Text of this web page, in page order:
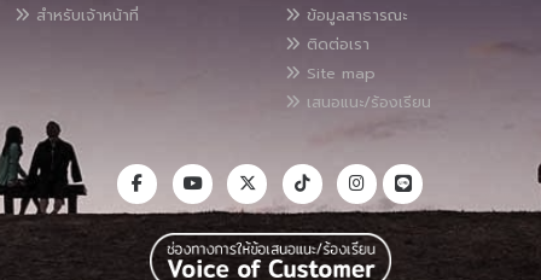
สำหรับเจ้าหน้าที่
ข้อมูลสาธารณะ
ติดต่อเรา
Site map
เสนอแนะ/ร้องเรียน